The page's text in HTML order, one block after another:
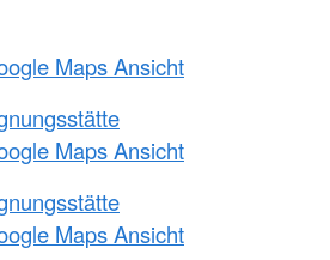
Maps Ansicht
Maps Ansicht
Maps Ansicht